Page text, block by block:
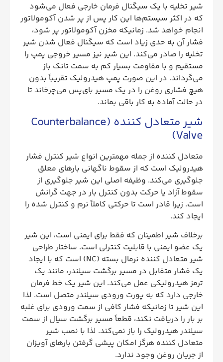
شیر تخلیه با یک سیگنال فرمان خارجی فعال می‌شود
که در اکثر سیستم‌ها این کار پس از پر شدن آکومولاتور
انجام خواهد شد. زمانیکه مخزن آکومولاتور پر شود،
فشار آن به حدی زیاد است که سیگنال فعال شدن شیر
تخلیه را صادر می‌کند. این شیر نیز مسیر خروجی پمپ را
مستقیم و با مقاومت بسیار کم به سمت تانک باز
می‌گرداند. در این صورت پمپ هیدرولیک تقریباً بدون
هیچ فشاری روغن را در یک مسیر بای‌پس می‌چرخاند تا
در حالت آماده به کار باقی بماند.
شیر متعادل کننده (Counterbalance
Valve)
متعادل کننده از جمله مهمترین انواع شیر کنترل فشار
هیدرولیک است که از سقوط ناگهانی بارهای معلق
جلوگیری می‌کند. وظیفه اصلی این شیر جلوگیری از
سقوط آزاد یا حرکت بدون کنترل بار در جهت گرانش
است. زیرا قادر است تا حرکتی کاملاً نرم و کنترل شده را
ایجاد کند.
برخلاف شیر اطمینان که فقط برای ایمنی است، این شیر
یک عضو ایمنی با قابلیت کنترلی است. ساختار طراحی
شیر متعادل کننده نرمال بسته (NC) است که با ایجاد
یک فشار متقابل در مسیر برگشت سیلندر، مانند یک
ترمز هیدرولیکی عمل می‌کند. این شیر یک خط فرمان
خارجی دارد که به پورت ورودی سیلندر متصل است. لذا
این شیر تا زمانیکه فشار کافی از سمت ورودی برای غلبه
بر بار را دریافت نکند، قطعاً مسیر برگشت سیال از سمت
سیلندر هیدرولیک را باز نمی‌کند. لذا با نصب شیر
متعادل کننده هرگز امکان پیشی گرفتن بارهای آویزان
از جریان روغن وجود ندارد.